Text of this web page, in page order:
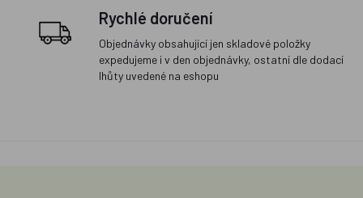
Rychlé doručení
Objednávky obsahující jen skladové položky
expedujeme i v den objednávky, ostatní dle dodací
lhůty uvedené na eshopu